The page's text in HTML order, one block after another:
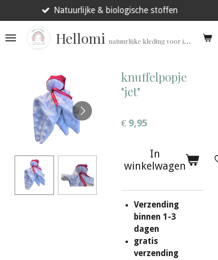
direct
naar
Hellomi natuurlijke kleding voor jouw prematuur!
Natuurlijke & biologische stoffen
knuffelpopje
"jet"
€ 9,95
In
winkelwagen
Verzending
binnen 1-3
dagen
gratis
verzending